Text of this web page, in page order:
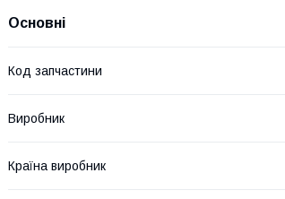
Основні
Код запчастини
Виробник
Країна виробник